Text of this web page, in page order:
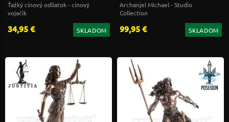
Ťažký cínový odliatok - cínový
vojačik
34,95 € SKLADOM
Archanjel Michael - Studio
Collection
99,95 € SKLADOM